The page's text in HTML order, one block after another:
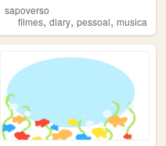
sapoverso
filmes,diary,pessoal,musica